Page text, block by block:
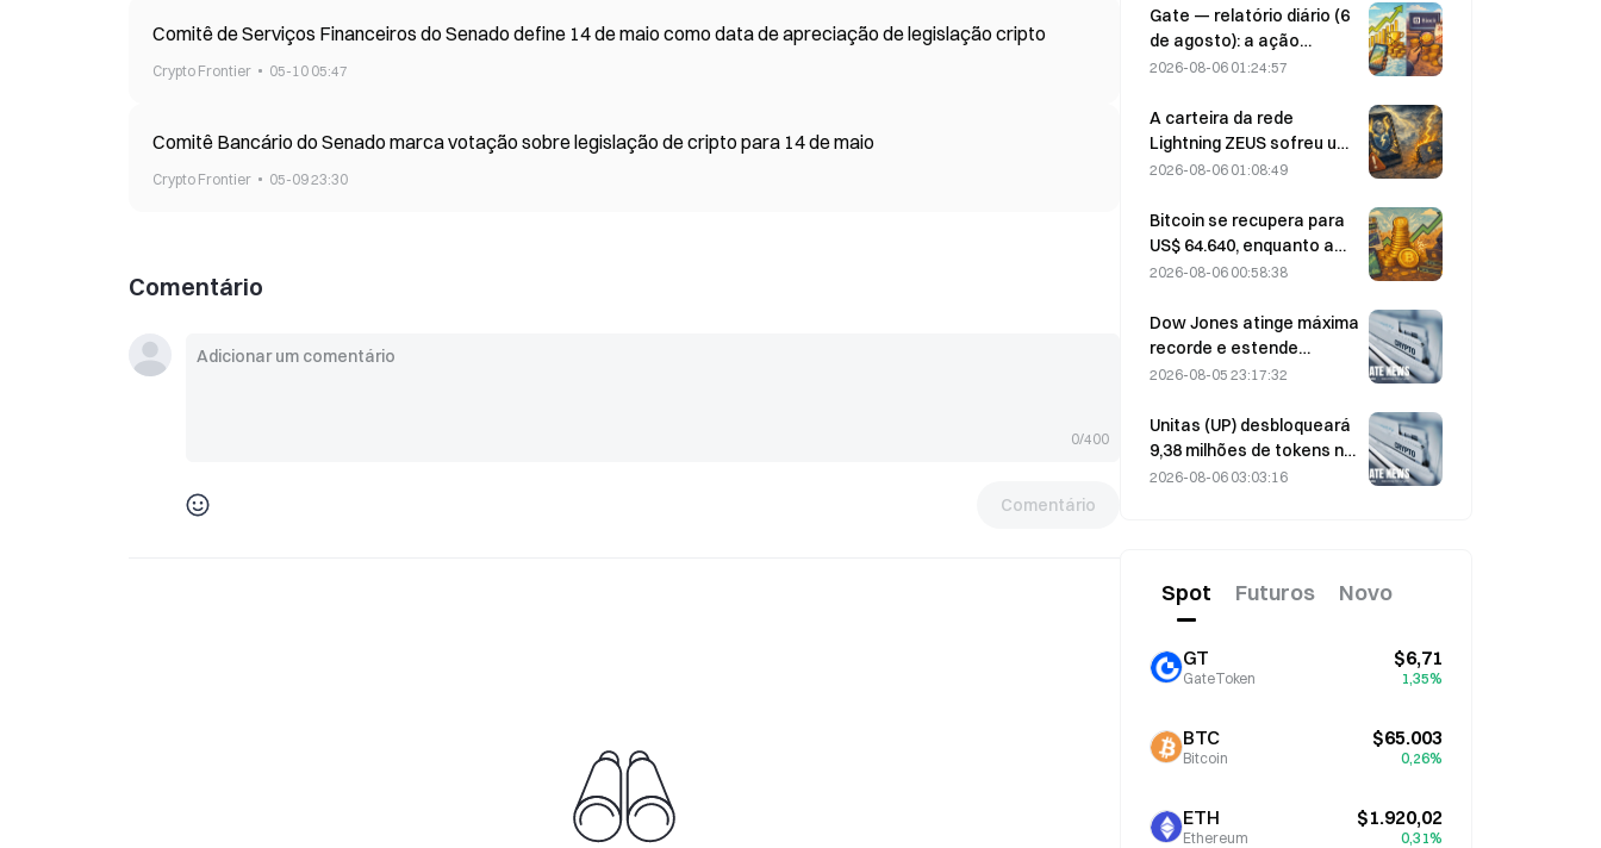
Comitê de Serviços Financeiros do Senado define 14 de maio como data de apreciação de legislação cripto
Crypto Frontier 05-10 05:47
Comitê Bancário do Senado marca votação sobre legislação de cripto para 14 de maio
Crypto Frontier 05-09 23:30
Comentário
0/400
Comentário
apenas 2%.
Gate — relatório diário (6
de agosto): a ação
preferencial STRC da
força; a Block eleva sua
previsão de resultados
para todo o ano de 2026
2026-08-06 01:24:57
A carteira da rede
Lightning ZEUS sofreu um
ataque e está
ar; a equipe oficial afirma
que os fundos dos
usuários não foram
2026-08-06 01:08:49
Bitcoin se recupera para
US$ 64.640, enquanto a
vulnerabilidade da
ativas atingirem a máxima
dos últimos três meses
2026-08-06 00:58:38
Dow Jones atinge máxima
recorde e estende
sequência de cinco dias
overnight; investimentos
em IA impulsionam
ganhos
2026-08-05 23:17:32
Unitas (UP) desbloqueará
9,38 milhões de tokens no
valor de US$ 3,18 milhões
2026-08-06 03:03:16
Spot Futuros Novo
GT
GateToken
$6,71
1,35%
BTC
Bitcoin
$65.003
0,26%
ETH
Ethereum
$1.920,02
0,31%